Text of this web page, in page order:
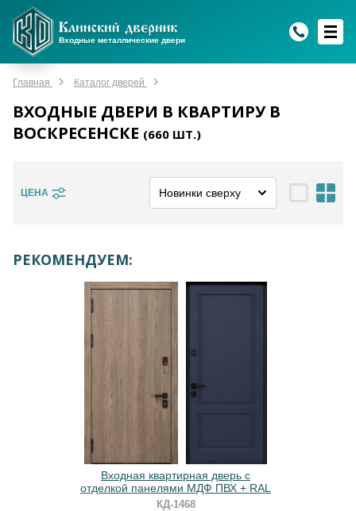
Входные металлические двери
Главная Каталог дверей
ВХОДНЫЕ ДВЕРИ В КВАРТИРУ В
ВОСКРЕСЕНСКЕ (660 ШТ.)
ЦЕНА
РЕКОМЕНДУЕМ:
Входная квартирная дверь с
отделкой панелями МДФ ПВХ + RAL
КД-1468
Max
Мы онлайн!
WhatsApp
Мы онлайн!
Telegram
Мы онлайн!
Max
Мы онлайн!
WhatsApp
Мы онлайн!